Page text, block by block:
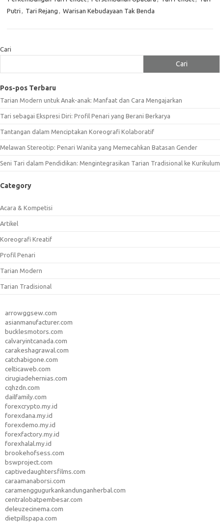
Putri , Tari Rejang , Warisan Kebudayaan Tak Benda
Cari
Cari
Pos-pos Terbaru
Tarian Modern untuk Anak-anak: Manfaat dan Cara Mengajarkan
Tari sebagai Ekspresi Diri: Profil Penari yang Berani Berkarya
Tantangan dalam Menciptakan Koreografi Kolaboratif
Melawan Stereotip: Penari Wanita yang Memecahkan Batasan Gender
Seni Tari dalam Pendidikan: Mengintegrasikan Tarian Tradisional ke Kurikulum
Category
Acara & Kompetisi
Artikel
Koreografi Kreatif
Profil Penari
Tarian Modern
Tarian Tradisional
arrowggsew.com
asianmanufacturer.com
bucklesmotors.com
calvaryintcanada.com
carakeshagrawal.com
catchabigone.com
celticaweb.com
cirugiadehernias.com
cqhzdn.com
dailfamily.com
forexcrypto.my.id
forexdana.my.id
forexdemo.my.id
forexfactory.my.id
forexhalal.my.id
brookehofsess.com
bswproject.com
captivedaughtersfilms.com
caraamanaborsi.com
caramenggugurkankandunganherbal.com
centralobatpembesar.com
deleuzecinema.com
dietpillspapa.com